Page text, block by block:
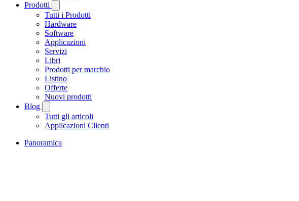
Prodotti
Tutti i Prodotti
Hardware
Software
Applicazioni
Servizi
Libri
Prodotti per marchio
Listino
Offerte
Nuovi prodotti
Blog
Tutti gli articoli
Applicazioni Clienti
Panoramica